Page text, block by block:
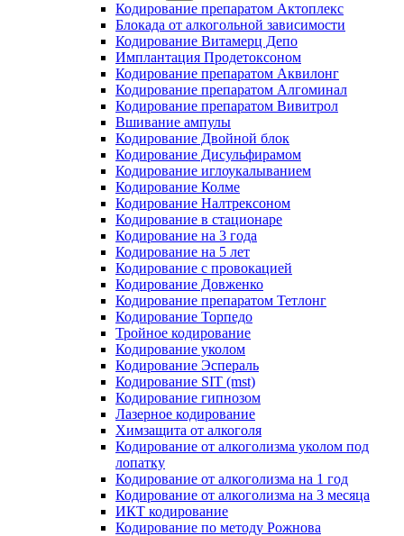
Кодирование препаратом Актоплекс
Блокада от алкогольной зависимости
Кодирование Витамерц Депо
Имплантация Продетоксоном
Кодирование препаратом Аквилонг
Кодирование препаратом Алгоминал
Кодирование препаратом Вивитрол
Вшивание ампулы
Кодирование Двойной блок
Кодирование Дисульфирамом
Кодирование иглоукалыванием
Кодирование Колме
Кодирование Налтрексоном
Кодирование в стационаре
Кодирование на 3 года
Кодирование на 5 лет
Кодирование с провокацией
Кодирование Довженко
Кодирование препаратом Тетлонг
Кодирование Торпедо
Тройное кодирование
Кодирование уколом
Кодирование Эспераль
Кодирование SIT (mst)
Кодирование гипнозом
Лазерное кодирование
Химзащита от алкоголя
Кодирование от алкоголизма уколом под
лопатку
Кодирование от алкоголизма на 1 год
Кодирование от алкоголизма на 3 месяца
ИКТ кодирование
Кодирование по методу Рожнова